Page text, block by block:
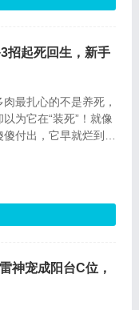
招起死回生，新手
最扎心的不是养死，
为它在“装死”！就像
付出，它早就烂到骨
萌是呼救！你
神宠成阳台C位，